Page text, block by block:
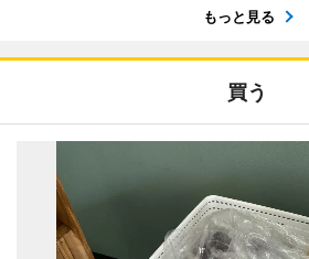
もっと見る
買う